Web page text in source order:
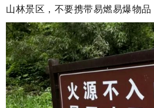
山林景区，不要携带易燃易爆物品